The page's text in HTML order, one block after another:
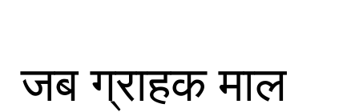
जब ग्राहक माल